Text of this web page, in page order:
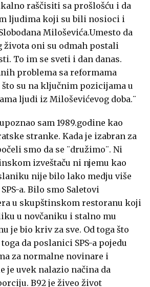
raščisiti sa prošlošću i da
ljudima koji su bili nosioci i
Miloševića.Umesto da
života oni su odmah postali
To im se sveti i dan danas.
problema sa reformama
što su na ključnim pozicijama u
ljudi iz Miloševićevog doba.¨
sam 1989.godine kao
stranke. Kada je izabran za
smo da se ¨družimo¨. Ni
izveštaču ni njemu kao
nije bilo lako medju više
a. Bilo smo Saletovi
u skupštinskom restoranu koji
u novčaniku i stalno mu
je bio kriv za sve. Od toga što
da poslanici SPS-a pojedu
za normalne novinare i
je uvek nalazio načina da
B92 je živeo život